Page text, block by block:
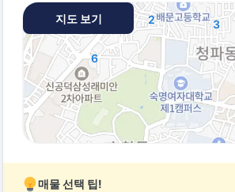
6
2 3
지도 보기
매물 선택 팁!